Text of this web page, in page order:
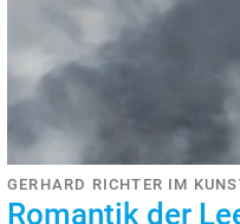
GERHARD RICHTER IM
Romantik der